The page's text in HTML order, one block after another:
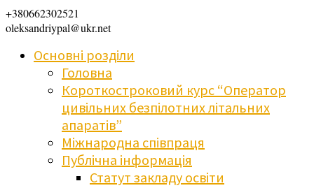
+380662302521
oleksandriypal@ukr.net
Основні розділи
Головна
Короткостроковий курс “Оператор
цивільних безпілотних літальних
апаратів”
Міжнародна співпраця
Публічна інформація
Статут закладу освіти